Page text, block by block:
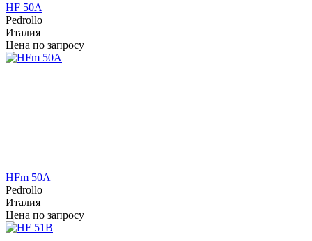
HF 50A
Pedrollo
Италия
Цена по запросу
HFm 50A
Pedrollo
Италия
Цена по запросу